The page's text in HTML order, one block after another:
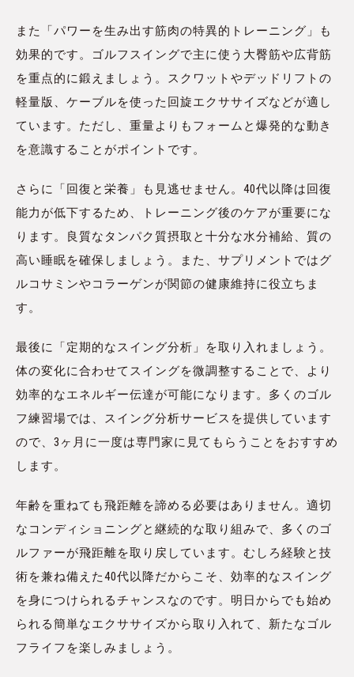
また「パワーを生み出す筋肉の特異的トレーニング」も
効果的です。ゴルフスイングで主に使う大臀筋や広背筋
を重点的に鍛えましょう。スクワットやデッドリフトの
軽量版、ケーブルを使った回旋エクササイズなどが適し
ています。ただし、重量よりもフォームと爆発的な動き
を意識することがポイントです。
さらに「回復と栄養」も見逃せません。40代以降は回復
能力が低下するため、トレーニング後のケアが重要にな
ります。良質なタンパク質摂取と十分な水分補給、質の
高い睡眠を確保しましょう。また、サプリメントではグ
ルコサミンやコラーゲンが関節の健康維持に役立ちま
す。
最後に「定期的なスイング分析」を取り入れましょう。
体の変化に合わせてスイングを微調整することで、より
効率的なエネルギー伝達が可能になります。多くのゴル
フ練習場では、スイング分析サービスを提供しています
ので、3ヶ月に一度は専門家に見てもらうことをおすすめ
します。
年齢を重ねても飛距離を諦める必要はありません。適切
なコンディショニングと継続的な取り組みで、多くのゴ
ルファーが飛距離を取り戻しています。むしろ経験と技
術を兼ね備えた40代以降だからこそ、効率的なスイング
を身につけられるチャンスなのです。明日からでも始め
られる簡単なエクササイズから取り入れて、新たなゴル
フライフを楽しみましょう。